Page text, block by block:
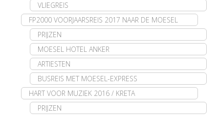
VLIEGREIS
FP2000 VOORJAARSREIS 2017 NAAR DE MOESEL
PRIJZEN
MOESEL HOTEL ANKER
ARTIESTEN
BUSREIS MET MOESEL-EXPRESS
HART VOOR MUZIEK 2016 / KRETA
PRIJZEN